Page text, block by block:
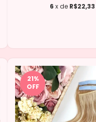
6 x de R$22,33
21%
OFF